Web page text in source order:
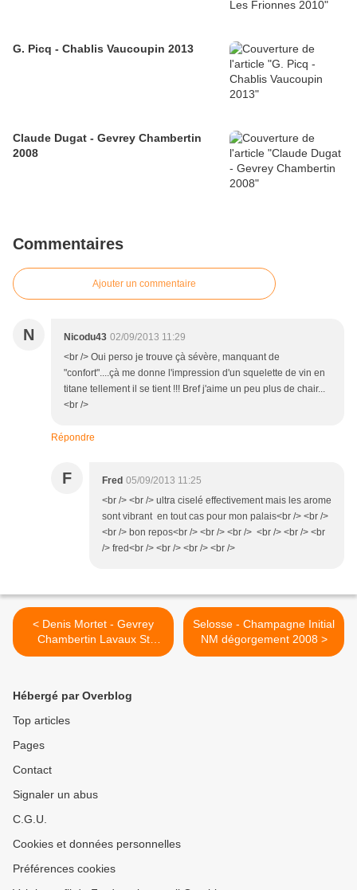
G. Picq - Chablis Vaucoupin 2013
Claude Dugat - Gevrey Chambertin
2008
Commentaires
Ajouter un commentaire
N Nicodu43 02/09/2013 11:29
<br /> Oui perso je trouve çà sévère, manquant de
"confort"....çà me donne l'impression d'un squelette de vin en
titane tellement il se tient !!! Bref j'aime un peu plus de chair...
<br />
Répondre
F Fred 05/09/2013 11:25
<br /> <br /> ultra ciselé effectivement mais les arome
sont vibrant en tout cas pour mon palais<br /> <br />
<br /> bon repos<br /> <br /> <br /> <br /> <br /> <br
/> fred<br /> <br /> <br /> <br />
< Denis Mortet - Gevrey
Chambertin Lavaux St
Jacques 2007
Selosse - Champagne Initial
NM dégorgement 2008 >
Hébergé par Overblog
Top articles
Pages
Contact
Signaler un abus
C.G.U.
Cookies et données personnelles
Préférences cookies